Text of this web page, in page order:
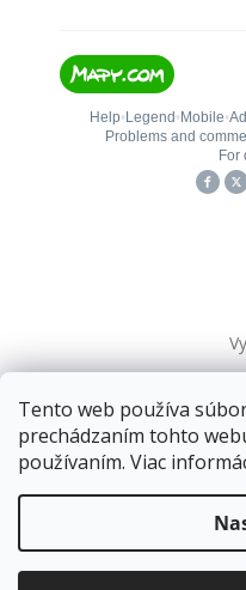
Tento web používa
prechádzaním tohto
používaním. Viac
Doprava zadarmopre
nad
Balíky
Copyright 2026